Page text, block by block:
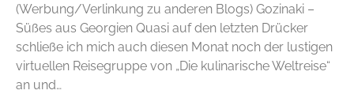
(Werbung/Verlinkung zu anderen Blogs) Gozinaki –
Süßes aus Georgien Quasi auf den letzten Drücker
schließe ich mich auch diesen Monat noch der lustigen
virtuellen Reisegruppe von „Die kulinarische Weltreise“
an und…